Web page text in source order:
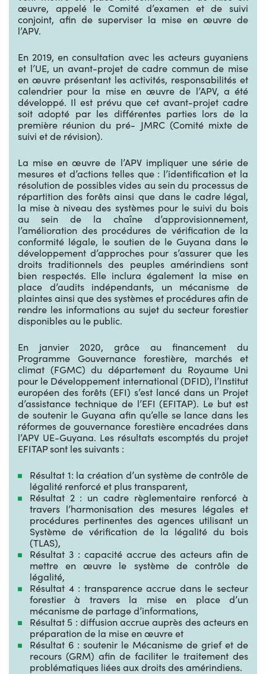
œuvre, appelé le Comité d’examen et de suivi
conjoint, afin de superviser la mise en œuvre de
l’APV.
En 2019, en consultation avec les acteurs guyaniens
et l’UE, un avant-projet de cadre commun de mise
en œuvre présentant les activités, responsabilités et
calendrier pour la mise en œuvre de l’APV, a été
développé. Il est prévu que cet avant-projet cadre
soit adopté par les différentes parties lors de la
première réunion du pré- JMRC (Comité mixte de
suivi et de révision).
La mise en œuvre de l’APV impliquer une série de
mesures et d’actions telles que : l’identification et la
résolution de possibles vides au sein du processus de
répartition des forêts ainsi que dans le cadre légal,
la mise à niveau des systèmes pour le suivi du bois
au sein de la chaîne d’approvisionnement,
l’amélioration des procédures de vérification de la
conformité légale, le soutien de le Guyana dans le
développement d’approches pour s’assurer que les
droits traditionnels des peuples amérindiens sont
bien respectés. Elle inclura également la mise en
place d’audits indépendants, un mécanisme de
plaintes ainsi que des systèmes et procédures afin de
rendre les informations au sujet du secteur forestier
disponibles au le public.
En janvier 2020, grâce au financement du
Programme Gouvernance forestière, marchés et
climat (FGMC) du département du Royaume Uni
pour le Développement international (DFID), l’Institut
européen des forêts (EFI) s’est lancé dans un Projet
d’assistance technique de l’EFI (EFITAP). Le but est
de soutenir le Guyana afin qu’elle se lance dans les
réformes de gouvernance forestière encadrées dans
l’APV UE-Guyana. Les résultats escomptés du projet
EFITAP sont les suivants :
Résultat 1: la création d’un système de contrôle de
légalité renforcé et plus transparent,
Résultat 2 : un cadre règlementaire renforcé à
travers l’harmonisation des mesures légales et
procédures pertinentes des agences utilisant un
Système de vérification de la légalité du bois
(TLAS),
Résultat 3 : capacité accrue des acteurs afin de
mettre en œuvre le système de contrôle de
légalité,
Résultat 4 : transparence accrue dans le secteur
forestier à travers la mise en place d’un
mécanisme de partage d’informations,
Résultat 5 : diffusion accrue auprès des acteurs en
préparation de la mise en œuvre et
Résultat 6 : soutenir le Mécanisme de grief et de
recours (GRM) afin de faciliter le traitement des
problématiques liées aux droits des amérindiens.